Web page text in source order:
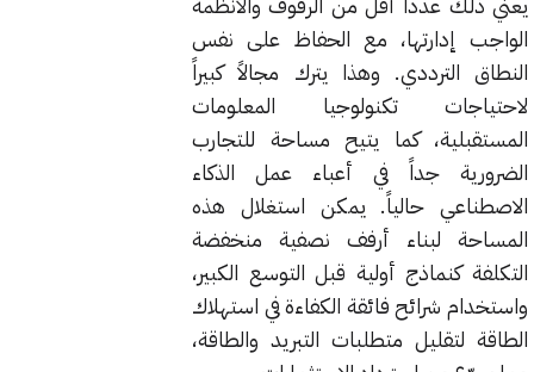
الواجب إدارتها، مع الحفاظ على نفس
النطاق الترددي. وهذا يترك مجالاً كبيراً
لاحتياجات تكنولوجيا المعلومات
المستقبلية، كما يتيح مساحة للتجارب
الضرورية جداً في أعباء عمل الذكاء
الاصطناعي حالياً. يمكن استغلال هذه
المساحة لبناء أرفف نصفية منخفضة
التكلفة كنماذج أولية قبل التوسع الكبير،
واستخدام شرائح فائقة الكفاءة في استهلاك
الطاقة لتقليل متطلبات التبريد والطاقة،